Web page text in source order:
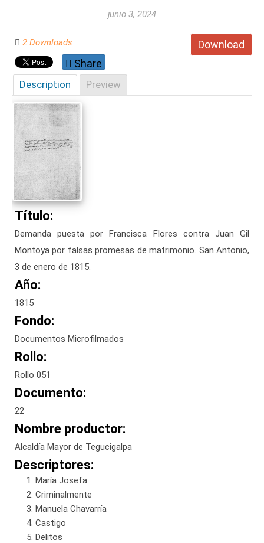
junio 3, 2024
Download
2 Downloads
Share
Description Preview
Título:
Demanda puesta por Francisca Flores contra Juan Gil
Montoya por falsas promesas de matrimonio. San Antonio,
3 de enero de 1815.
Año:
1815
Fondo:
Documentos Microfilmados
Rollo:
Rollo 051
Documento:
22
Nombre productor:
Alcaldía Mayor de Tegucigalpa
Descriptores:
María Josefa
Criminalmente
Manuela Chavarría
Castigo
Delitos